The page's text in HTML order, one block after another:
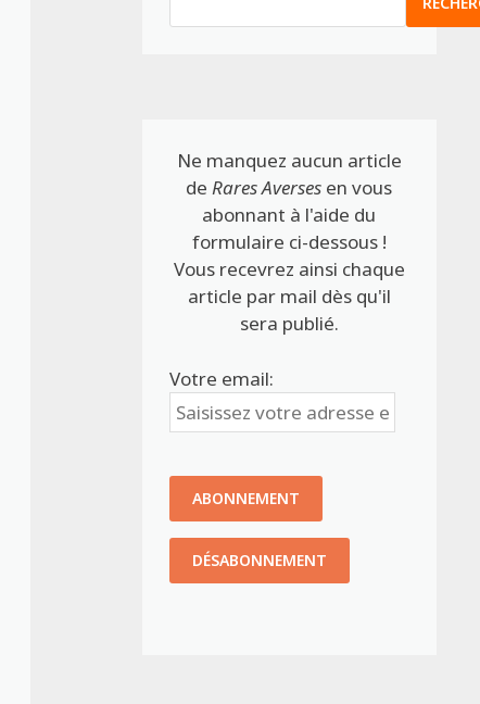
Ne manquez aucun article
deRares Averses en vous
abonnant à l'aide du
formulaire ci-dessous !
Vous recevrez ainsi chaque
article par mail dès qu'il
sera publié.
Votre email: